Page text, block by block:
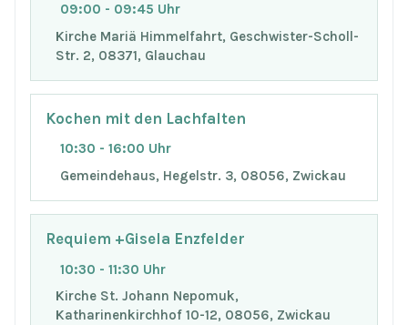
09:00 - 09:45 Uhr
Kirche Mariä Himmelfahrt, Geschwister-Scholl-
Str. 2, 08371, Glauchau
Kochen mit den Lachfalten
10:30 - 16:00 Uhr
Gemeindehaus, Hegelstr. 3, 08056, Zwickau
Requiem +Gisela Enzfelder
10:30 - 11:30 Uhr
Kirche St. Johann Nepomuk,
Katharinenkirchhof 10-12, 08056, Zwickau